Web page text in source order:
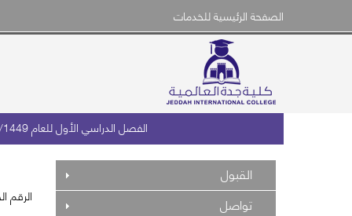
الصفحة الرئيسية للخدمات
الفصل الدراسي الأول للعام 1448/1449هـ
القبول
تواصل
الرقم